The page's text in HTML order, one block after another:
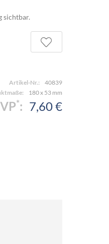
sichtbar.
Artikel-Nr.:
40839
180 x 53 mm
*: 7,60 €